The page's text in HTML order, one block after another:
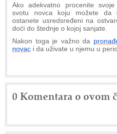
Ako adekvatno procenite
svotu novca koju možete da
ostanete usredsređeni na
doći do štednje o kojoj sanjate.
Nakon toga je važno da
novac i da uživate u njemu u
0 Komentara o ovom